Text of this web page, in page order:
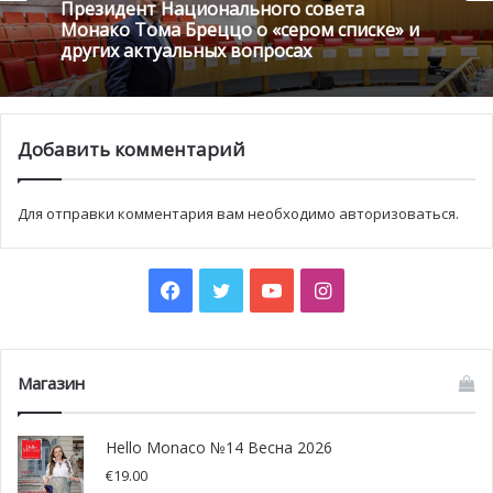
профессиональной точки зрения. При этом у вас не
самые очевидные виды деятельности. Как вы нашли
свое призвание? С чего все начиналось?
Тьерри: Мною всегда двигала страсть. Одной из них
была Формула Один, а пилотирование, самолеты всегда
Президент Национального совета
Монако Тома Бреццо о «сером списке» и
других актуальных вопросах
Добавить комментарий
Для отправки комментария вам необходимо авторизоваться.
Facebook
TwitterYouTubeInstagram
Магазин
Hello Monaco №14 Весна 2026
€19.00